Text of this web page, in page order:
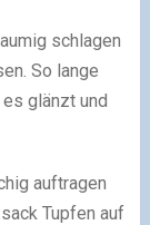
schlagen
So lange
glänzt und
auftragen
Tupfen auf